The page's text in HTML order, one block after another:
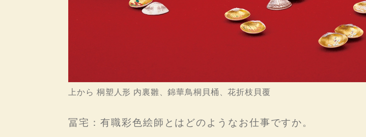
上から 桐塑人形 内裏雛、錦華鳥桐貝桶、花折枝貝覆
冨宅：有職彩色絵師とはどのようなお仕事ですか。